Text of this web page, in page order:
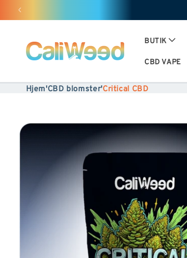
Ignorer
og gå
videre
indholdet
BUTIK
CBD VAPE
Hjem'CBD blomster'Critical CBD
produktinformation